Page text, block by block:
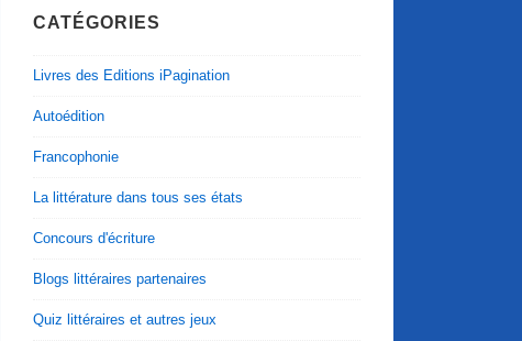
CATÉGORIES
Livres des Editions iPagination
Autoédition
Francophonie
La littérature dans tous ses états
Concours d'écriture
Blogs littéraires partenaires
Quiz littéraires et autres jeux